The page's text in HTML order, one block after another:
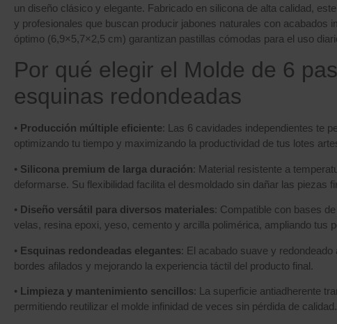
un diseño clásico y elegante. Fabricado en silicona de alta calidad,
y profesionales que buscan producir jabones naturales con
óptimo (6,9×5,7×2,5 cm) garantizan pastillas cómodas para el uso
Por qué elegir el Molde de 6
esquinas redondeadas
• Producción múltiple eficiente: Las 6 cavidades independientes te
optimizando tu tiempo y maximizando la productividad de tus lotes
• Silicona premium de larga duración: Material resistente a
deformarse. Su flexibilidad facilita el desmoldado sin dañar las piezas
• Diseño versátil para diversos materiales: Compatible con bases
velas, resina epoxi, yeso, cemento y arcilla polimérica, ampliando tus
• Esquinas redondeadas elegantes: El acabado suave y
bordes afilados y mejorando la experiencia táctil del producto final.
• Limpieza y mantenimiento sencillos: La superficie antiadherente
permitiendo reutilizar el molde infinidad de veces sin pérdida de calidad.